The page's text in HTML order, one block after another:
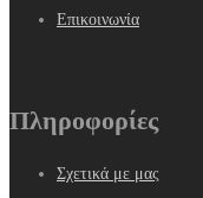
Επικοινωνία
Πληροφορίες
Σχετικά με μας